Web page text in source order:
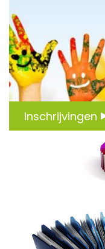
Inschrijvingen